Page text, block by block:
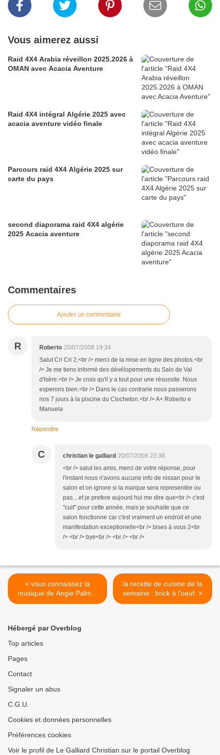
Vous aimerez aussi
Raid 4X4 Arabia réveillon 2025.2026 à
OMAN avec Acacia Aventure
Raid 4X4 intégral Algérie 2025 avec
acacia aventure vidéo finale
Parcours raid 4X4 Algérie 2025 sur
carte du pays
second diaporama raid 4X4 algérie
2025 Acacia aventure
Commentaires
Ajouter un commentaire
R Roberto 20/07/2008 19:34
Salut Cri Cri 2,<br /> merci de la mise en ligne des photos.<br
/> Je me tiens informé des dévélopements du Salo de Val
d'Isère.<br /> Je crois qu'il y a tout pour une résussite. Nous
esperons bien.<br /> Dans le cas contrarie nous passerons
nos 7 jours à la piscine du Clocheton.<br /> A+ Roberto e
Manuela
Répondre
C christian le galliard 20/07/2008 23:38
<br /> salut les amis, merci de votre réponse, pour
l'instant nous n'avons aucune info de nissan pour le
salon et on ignore si la marque sera representée ou
pas....et je prefere aujourd hui me dire que<br /> c'est
"cuit" pour cette année, mais je souhaite que ce
salon fonctionne car c'est vraiment un endroit et une
manifestation exceptionelle<br /> bises à vous 2<br
/> <br /> bye<br /> <br /> <br />
< vous connaissez la
musique de Angie Palmer
????
la recette de cuisine de la
semaine : brick à l'oeuf. >
Hébergé par Overblog
Top articles
Pages
Contact
Signaler un abus
C.G.U.
Cookies et données personnelles
Préférences cookies
Voir le profil de Le Galliard Christian sur le portail Overblog